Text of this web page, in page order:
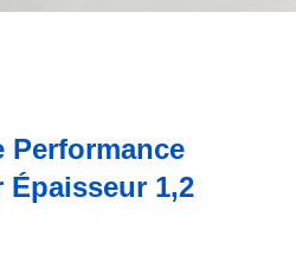
Performance
1,2